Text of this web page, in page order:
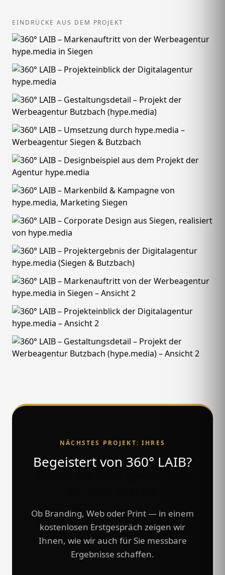
EINDRÜCKE AUS DEM PROJEKT
NÄCHSTES PROJEKT: IHRES
Begeistert von 360° LAIB?
Ob Branding, Web oder Print — in einem
kostenlosen Erstgespräch zeigen wir
Ihnen, wie wir auch für Sie messbare
Ergebnisse schaffen.